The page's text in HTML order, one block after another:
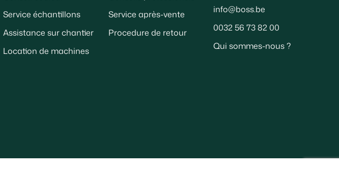
Service échantillons
Assistance sur chantier
Location de machines
Service après-vente
Procedure de retour
info@boss.be
0032 56 73 82 00
Qui sommes-nous ?